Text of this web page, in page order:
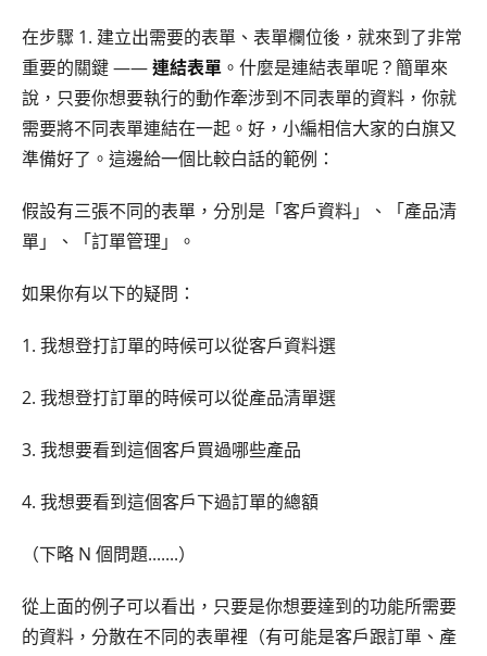
在步驟 1. 建立出需要的表單、表單欄位後，就來到了非常
重要的關鍵 ——連結表單 。什麼是連結表單呢？簡單來
說，只要你想要執行的動作牽涉到不同表單的資料，你就
需要將不同表單連結在一起。好，小編相信大家的白旗又
準備好了。這邊給一個比較白話的範例：
假設有三張不同的表單，分別是「客戶資料」、「產品清
單」、「訂單管理」。
如果你有以下的疑問：
1. 我想登打訂單的時候可以從客戶資料選
2. 我想登打訂單的時候可以從產品清單選
3. 我想要看到這個客戶買過哪些產品
4. 我想要看到這個客戶下過訂單的總額
（下略 N 個問題.......）
從上面的例子可以看出，只要是你想要達到的功能所需要
的資料，分散在不同的表單裡（有可能是客戶跟訂單、產